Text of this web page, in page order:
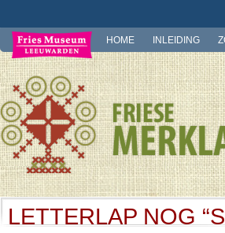
HOME INLEIDING
LETTERLAP NOG